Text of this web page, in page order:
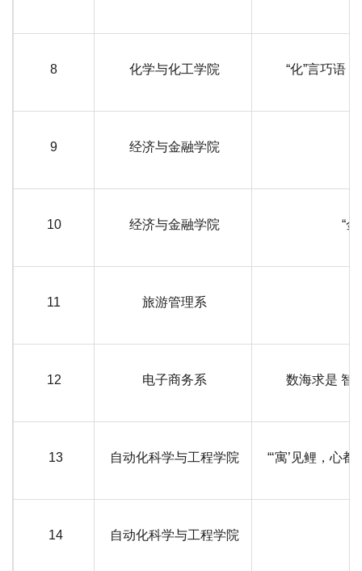
8 化学与化工学院 “化”言巧语
9 经济与金融学院
10 经济与金融学院 “
11 旅游管理系
12 电子商务系 数海求是 智
13 自动化科学与工程学院 “‘寓’见鲤，心
14 自动化科学与工程学院